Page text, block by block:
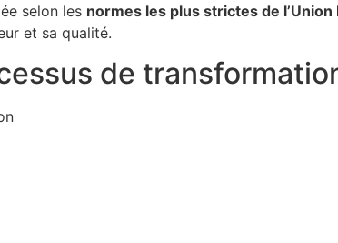
selon les normes les plus strictes de l’Union
et sa qualité.
de